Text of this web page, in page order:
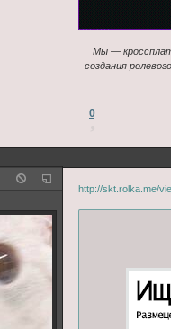
Мы —
создания
0
http://skt.rolka.me/